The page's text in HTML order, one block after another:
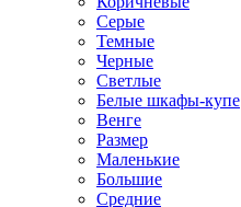
Серые
Темные
Черные
Светлые
Белые шкафы-купе
Венге
Размер
Маленькие
Большие
Средние